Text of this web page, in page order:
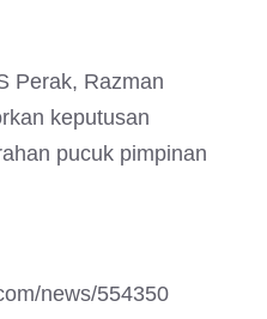
Perak, Razman
keputusan
pucuk pimpinan
news/554350